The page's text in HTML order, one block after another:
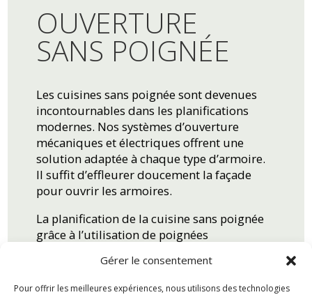
Gérer le consentement
Pour offrir les meilleures expériences, nous utilisons des technologies
OUVERTURE
SANS POIGNÉE
Les cuisines sans poignée sont devenues
incontournables dans les planifications
modernes. Nos systèmes d’ouverture
mécaniques et électriques offrent une
solution adaptée à chaque type d’armoire.
Il suffit d’effleurer doucement la façade
pour ouvrir les armoires.
La planification de la cuisine sans poignée
grâce à l’utilisation de poignées
renforce le caractère élégant et puriste de
la cuisine et met clairement en avant